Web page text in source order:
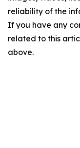
reliability of the
If you have any
related to this
above.